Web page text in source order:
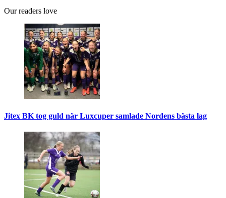
Our readers love
Jitex BK tog guld när Luxcuper samlade Nordens bästa lag